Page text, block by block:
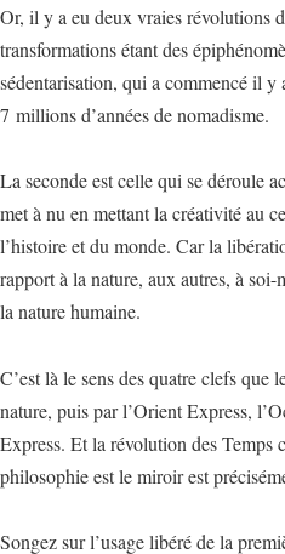
Or, il y a eu deux vraies révolutions
transformations étant des
sédentarisation, qui a commencé il
7 millions d’années de nomadisme.
La seconde est celle qui se déroule
met à nu en mettant la créativité au
l’histoire et du monde. Car la
rapport à la nature, aux autres, à soi-
la nature humaine.
C’est là le sens des quatre clefs que
nature, puis par l’Orient Express,
Express. Et la révolution des Temps
philosophie est le miroir est
Songez sur l’usage libéré de la